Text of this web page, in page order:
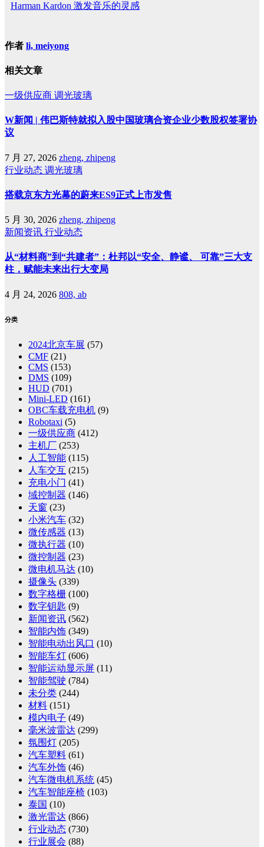
Harman Kardon 激发音乐的灵感
作者 li, meiyong
相关文章
一级供应商 调光玻璃
W新闻 | 伟巴斯特就拟入股中国玻璃合资企业少数股权签署协
议
7 月 27, 2026 zheng, zhipeng
行业动态 调光玻璃
搭载京东方光幕的蔚来ES9正式上市发售
5 月 30, 2026 zheng, zhipeng
新闻资讯 行业动态
从“材料商”到“共建者”：杜邦以“安全、静谧、 可靠”三大支
柱，赋能未来出行大变局
4 月 24, 2026 808, ab
分类
2024北京车展 (57)
CMF (21)
CMS (153)
DMS (109)
HUD (701)
Mini-LED (161)
OBC车载充电机 (9)
Robotaxi (5)
一级供应商 (412)
主机厂 (253)
人工智能 (115)
人车交互 (215)
充电小门 (41)
域控制器 (146)
天窗 (23)
小米汽车 (32)
微传感器 (13)
微执行器 (10)
微控制器 (23)
微电机马达 (10)
摄像头 (339)
数字格栅 (100)
数字钥匙 (9)
新闻资讯 (562)
智能内饰 (349)
智能电动出风口 (10)
智能车灯 (606)
智能运动显示屏 (11)
智能驾驶 (784)
未分类 (244)
材料 (151)
模内电子 (49)
毫米波雷达 (299)
氛围灯 (205)
汽车塑料 (61)
汽车外饰 (46)
汽车微电机系统 (45)
汽车智能座椅 (103)
泰国 (10)
激光雷达 (866)
行业动态 (730)
行业展会 (88)